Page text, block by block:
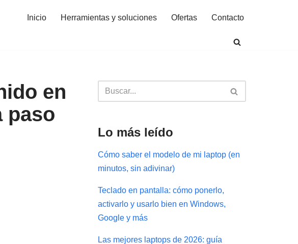
Inicio Herramientas y soluciones Ofertas Contacto
en
paso
Lo más leído
Cómo saber el modelo de mi laptop (en
minutos, sin adivinar)
Teclado en pantalla: cómo ponerlo,
activarlo y usarlo bien en Windows,
Google y más
Las mejores laptops de 2026: guía